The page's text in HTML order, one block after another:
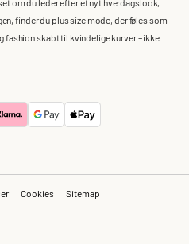
finder du plus size mode, der føles som
skabt til kvindelige kurver – ikke
Cookies Sitemap